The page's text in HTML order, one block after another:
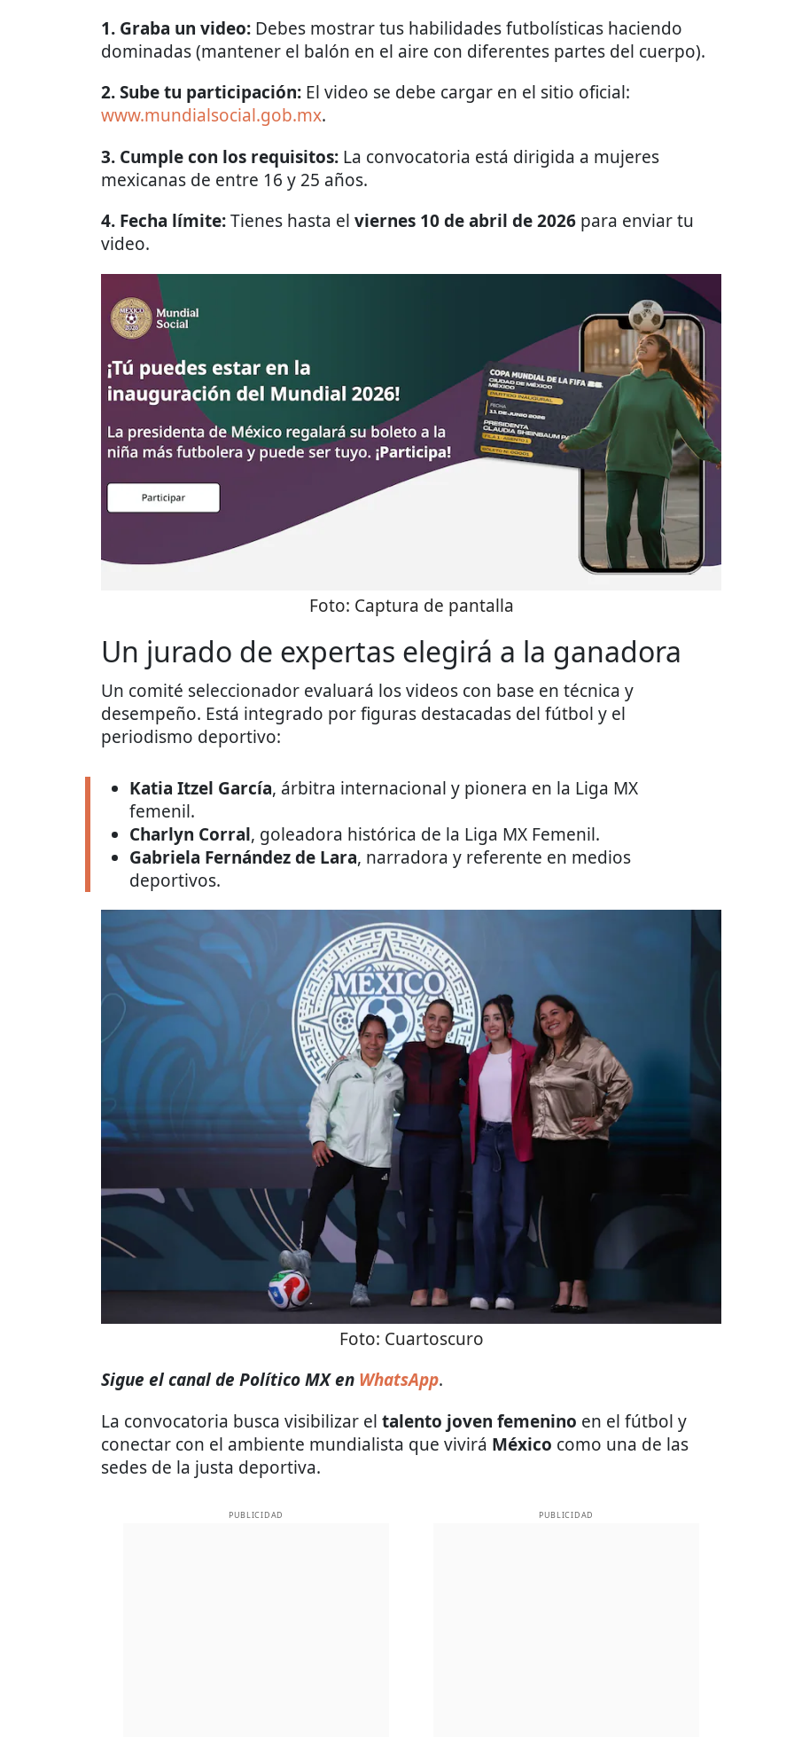
1. Graba un video: Debes mostrar tus habilidades futbolísticas haciendo
dominadas (mantener el balón en el aire con diferentes partes del cuerpo).
2. Sube tu participación: El video se debe cargar en el sitio oficial:
www.mundialsocial.gob.mx.
3. Cumple con los requisitos: La convocatoria está dirigida a mujeres
mexicanas de entre 16 y 25 años.
4. Fecha límite:Tienes hasta el viernes 10 de abril de 2026 para enviar tu
video.
Foto: Captura de pantalla
Un jurado de expertas elegirá a la ganadora
Un comité seleccionador evaluará los videos con base en técnica y
desempeño. Está integrado por figuras destacadas del fútbol y el
periodismo deportivo:
Katia Itzel García, árbitra internacional y pionera en la Liga MX
femenil.
Charlyn Corral, goleadora histórica de la Liga MX Femenil.
Gabriela Fernández de Lara, narradora y referente en medios
deportivos.
Foto: Cuartoscuro
Sigue el canal de Político MX en WhatsApp.
La convocatoria busca visibilizar el talento joven femenino en el fútbol y
conectar con el ambiente mundialista que vivirá México como una de las
sedes de la justa deportiva.
PUBLICIDAD PUBLICIDAD